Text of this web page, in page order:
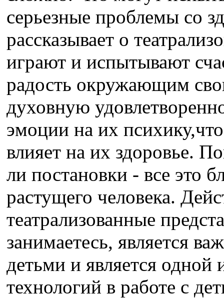
серьезные проблемы со
рассказывает о
играют и испытывают
радость окружающим
духовную
эмоции на их
влияет на их здоровье.
ли постановки - все это
растущего человека.
театрализованные
занимаетесь, является
детьми и является
технологий в работе с